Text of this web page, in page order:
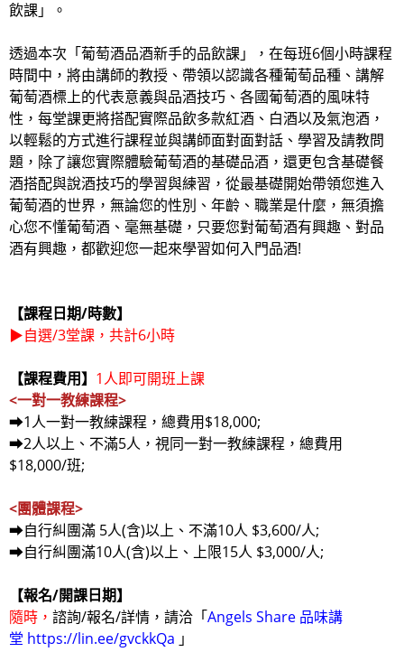
飲課」。
透過本次「葡萄酒品酒新手的品飲課」，在每班6個小時課程
時間中，將由講師的教授、帶領以認識各種葡萄品種、講解
葡萄酒標上的代表意義與品酒技巧、各國葡萄酒的風味特
性，每堂課更將搭配實際品飲多款紅酒、白酒以及氣泡酒，
以輕鬆的方式進行課程並與講師面對面對話、學習及請教問
題，除了讓您實際體驗葡萄酒的基礎品酒，還更包含基礎餐
酒搭配與說酒技巧的學習與練習，從最基礎開始帶領您進入
葡萄酒的世界，無論您的性別、年齡、職業是什麼，無須擔
心您不懂葡萄酒、毫無基礎，只要您對葡萄酒有興趣、對品
酒有興趣，都歡迎您一起來學習如何入門品酒!
【課程日期/時數】
▶自選/3堂課，共計6小時
【課程費用】 1人即可開班上課
<一對一教練課程>
➡1人一對一教練課程，總費用$18,000;
➡2人以上、不滿5人，視同一對一教練課程，總費用
$18,000/班;
<團體課程>
➡自行糾團滿 5人(含)以上、不滿10人 $3,600/人;
➡自行糾團滿10人(含)以上、上限15人 $3,000/人;
【報名/開課日期】
隨時， 諮詢/報名/詳情，請洽「Angels Share 品味講
堂 https://lin.ee/gvckkQa 」